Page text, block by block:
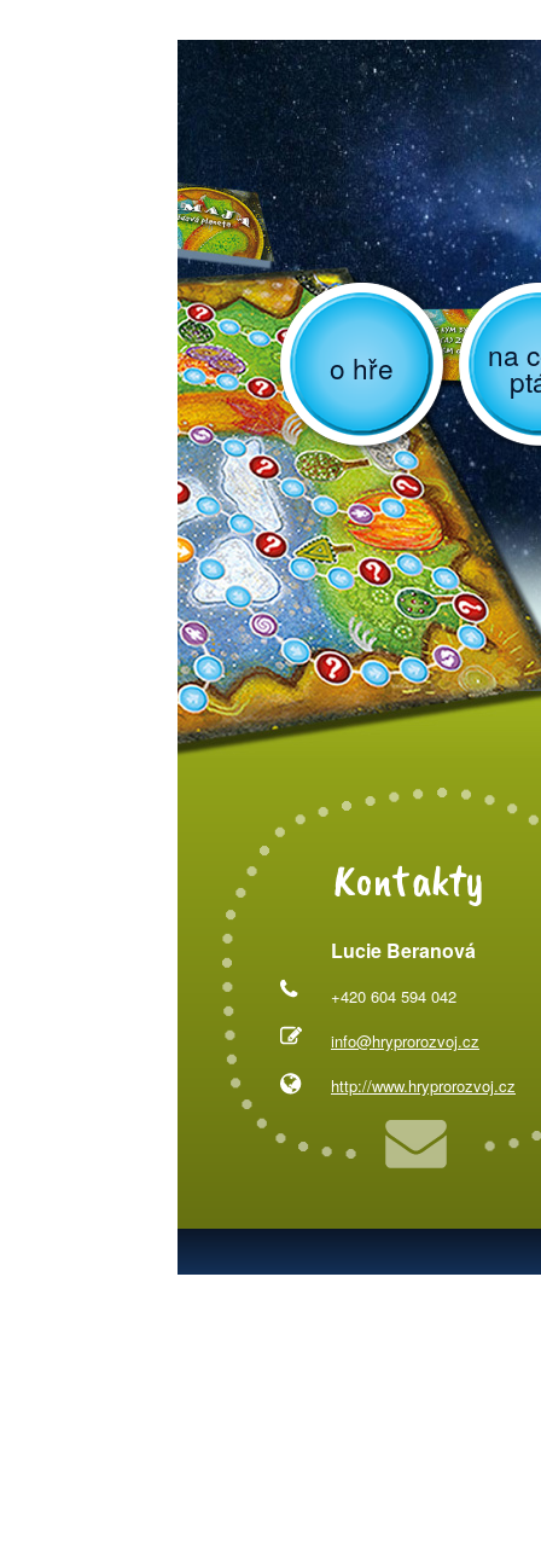
o hře na
Kontakty
Lucie Beranová
+420 604 594 042
info@hryprorozvoj.cz
http://www.hryprorozvoj.cz